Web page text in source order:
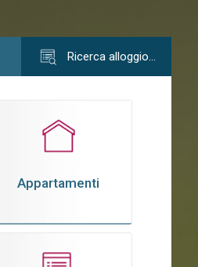
Ricerca alloggio…
Appartamenti